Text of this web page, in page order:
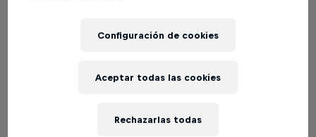
Configuración de cookies
Rechazarlas todas
Aceptar todas las cookies